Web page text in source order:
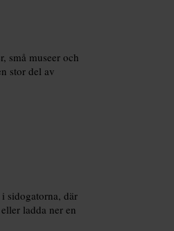
små museer och
stor del av
sidogatorna, där
ladda ner en